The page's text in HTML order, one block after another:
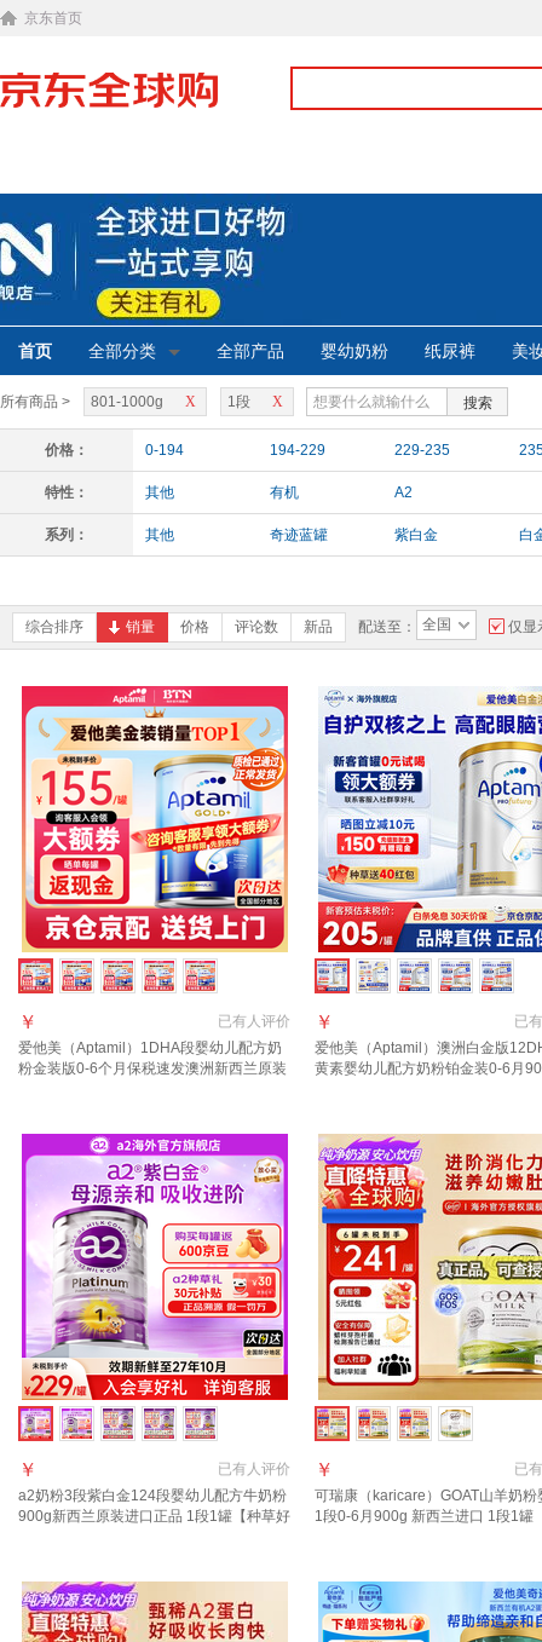
京东首页
首页 全部分类 全部产品 婴幼奶粉 纸尿裤 美
所有商品 > X
801-1000g X
1段 搜索
价格： 0-194 194-229 229-235
特性： 其他 有机 A2
系列： 其他 奇迹蓝罐 紫白金 白
综合排序 销量 价格 评论数 新品 配送至： 全国 仅显
已有人评价
￥
爱他美（Aptamil）1DHA段婴幼儿配方奶
粉金装版0-6个月保税速发澳洲新西兰原装
已有
￥
爱他美（Aptamil）澳洲白金版
黄素婴幼儿配方奶粉铂金装0-6月
已有人评价
￥
a2奶粉3段紫白金124段婴幼儿配方牛奶粉
900g新西兰原装进口正品 1段1罐【种草好
已有
￥
可瑞康（karicare）GOAT山羊奶粉
1段0-6月900g 新西兰进口 1段1罐